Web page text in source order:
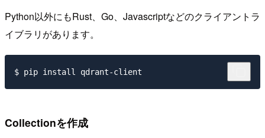
Python以外にもRust、Go、Javascriptなどのクライアントラ
イブラリがあります。
Collectionを作成